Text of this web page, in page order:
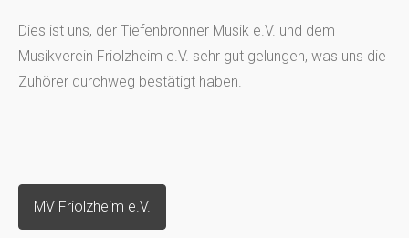
Dies ist uns, der Tiefenbronner Musik e.V. und dem
Musikverein Friolzheim e.V. sehr gut gelungen, was uns die
Zuhörer durchweg bestätigt haben.
MV Friolzheim e.V.